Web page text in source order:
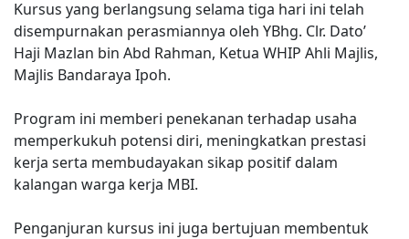
Kursus yang berlangsung selama tiga hari ini telah
disempurnakan perasmiannya oleh YBhg. Clr. Dato’
Haji Mazlan bin Abd Rahman, Ketua WHIP Ahli Majlis,
Majlis Bandaraya Ipoh.
Program ini memberi penekanan terhadap usaha
memperkukuh potensi diri, meningkatkan prestasi
kerja serta membudayakan sikap positif dalam
kalangan warga kerja MBI.
Penganjuran kursus ini juga bertujuan membentuk